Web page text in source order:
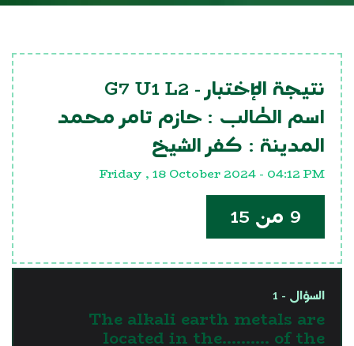
نتيجة الإختبار - G7 U1 L2
اسم الطالب :حازم تامر محمد
المدينة : كفر الشيخ
Friday , 18 October 2024 - 04:12 PM
9 من 15
السؤال - 1
The alkali earth metals are
located in the.......... of the